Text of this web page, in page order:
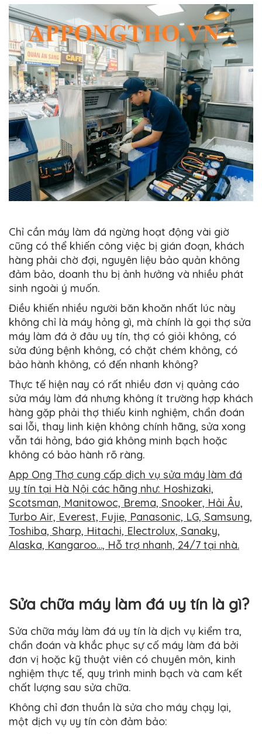
Chỉ cần máy làm đá ngừng hoạt động vài giờ
cũng có thể khiến công việc bị gián đoạn, khách
hàng phải chờ đợi, nguyên liệu bảo quản không
đảm bảo, doanh thu bị ảnh hưởng và nhiều phát
sinh ngoài ý muốn.
Điều khiến nhiều người băn khoăn nhất lúc này
không chỉ là máy hỏng gì, mà chính là gọi thợ sửa
máy làm đá ở đâu uy tín, thợ có giỏi không, có
sửa đúng bệnh không, có chặt chém không, có
bảo hành không, có đến nhanh không?
Thực tế hiện nay có rất nhiều đơn vị quảng cáo
sửa máy làm đá nhưng không ít trường hợp khách
hàng gặp phải thợ thiếu kinh nghiệm, chẩn đoán
sai lỗi, thay linh kiện không chính hãng, sửa xong
vẫn tái hỏng, báo giá không minh bạch hoặc
không có bảo hành rõ ràng.
App Ong Thợ cung cấp dịch vụ sửa máy làm đá
uy tín tại Hà Nội các hãng như: Hoshizaki,
Scotsman, Manitowoc, Brema, Snooker, Hải Âu,
Turbo Air, Everest, Fujie, Panasonic, LG, Samsung,
Toshiba, Sharp, Hitachi, Electrolux, Sanaky,
Alaska, Kangaroo…, Hỗ trợ nhanh, 24/7 tại nhà.
Sửa chữa máy làm đá uy tín là gì?
Sửa chữa máy làm đá uy tín là dịch vụ kiểm tra,
chẩn đoán và khắc phục sự cố máy làm đá bởi
đơn vị hoặc kỹ thuật viên có chuyên môn, kinh
nghiệm thực tế, quy trình minh bạch và cam kết
chất lượng sau sửa chữa.
Không chỉ đơn thuần là sửa cho máy chạy lại,
một dịch vụ uy tín còn đảm bảo: